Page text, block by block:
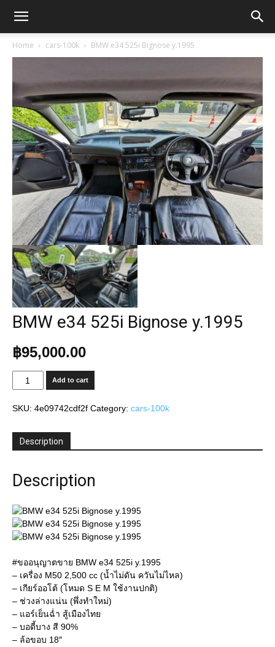
Home cars-100k BMW e34 525i Bignose y.1995
BMW e34 525i Bignose y.1995
฿95,000.00
BMW
e34
quantity
Add to cart
SKU: 4e09742cdf2f Category: cars-100k
Description
Description
#ขออนุญาตขาย BMW e34 525i y.1995
– เครื่อง M50 2,500 cc (น้ำไม่ดัน ควันไม่ไหล)
– เกียร์ออโต้ (โหมด S E M ใช้งานปกติ)
– ช่วงล่างแน่น (พึ่งทำใหม่)
– แอร์เย็นฉ่ำ สู้เมืองไทย
– บอดี้บาง สี 90%
– ล้อขอบ 18″